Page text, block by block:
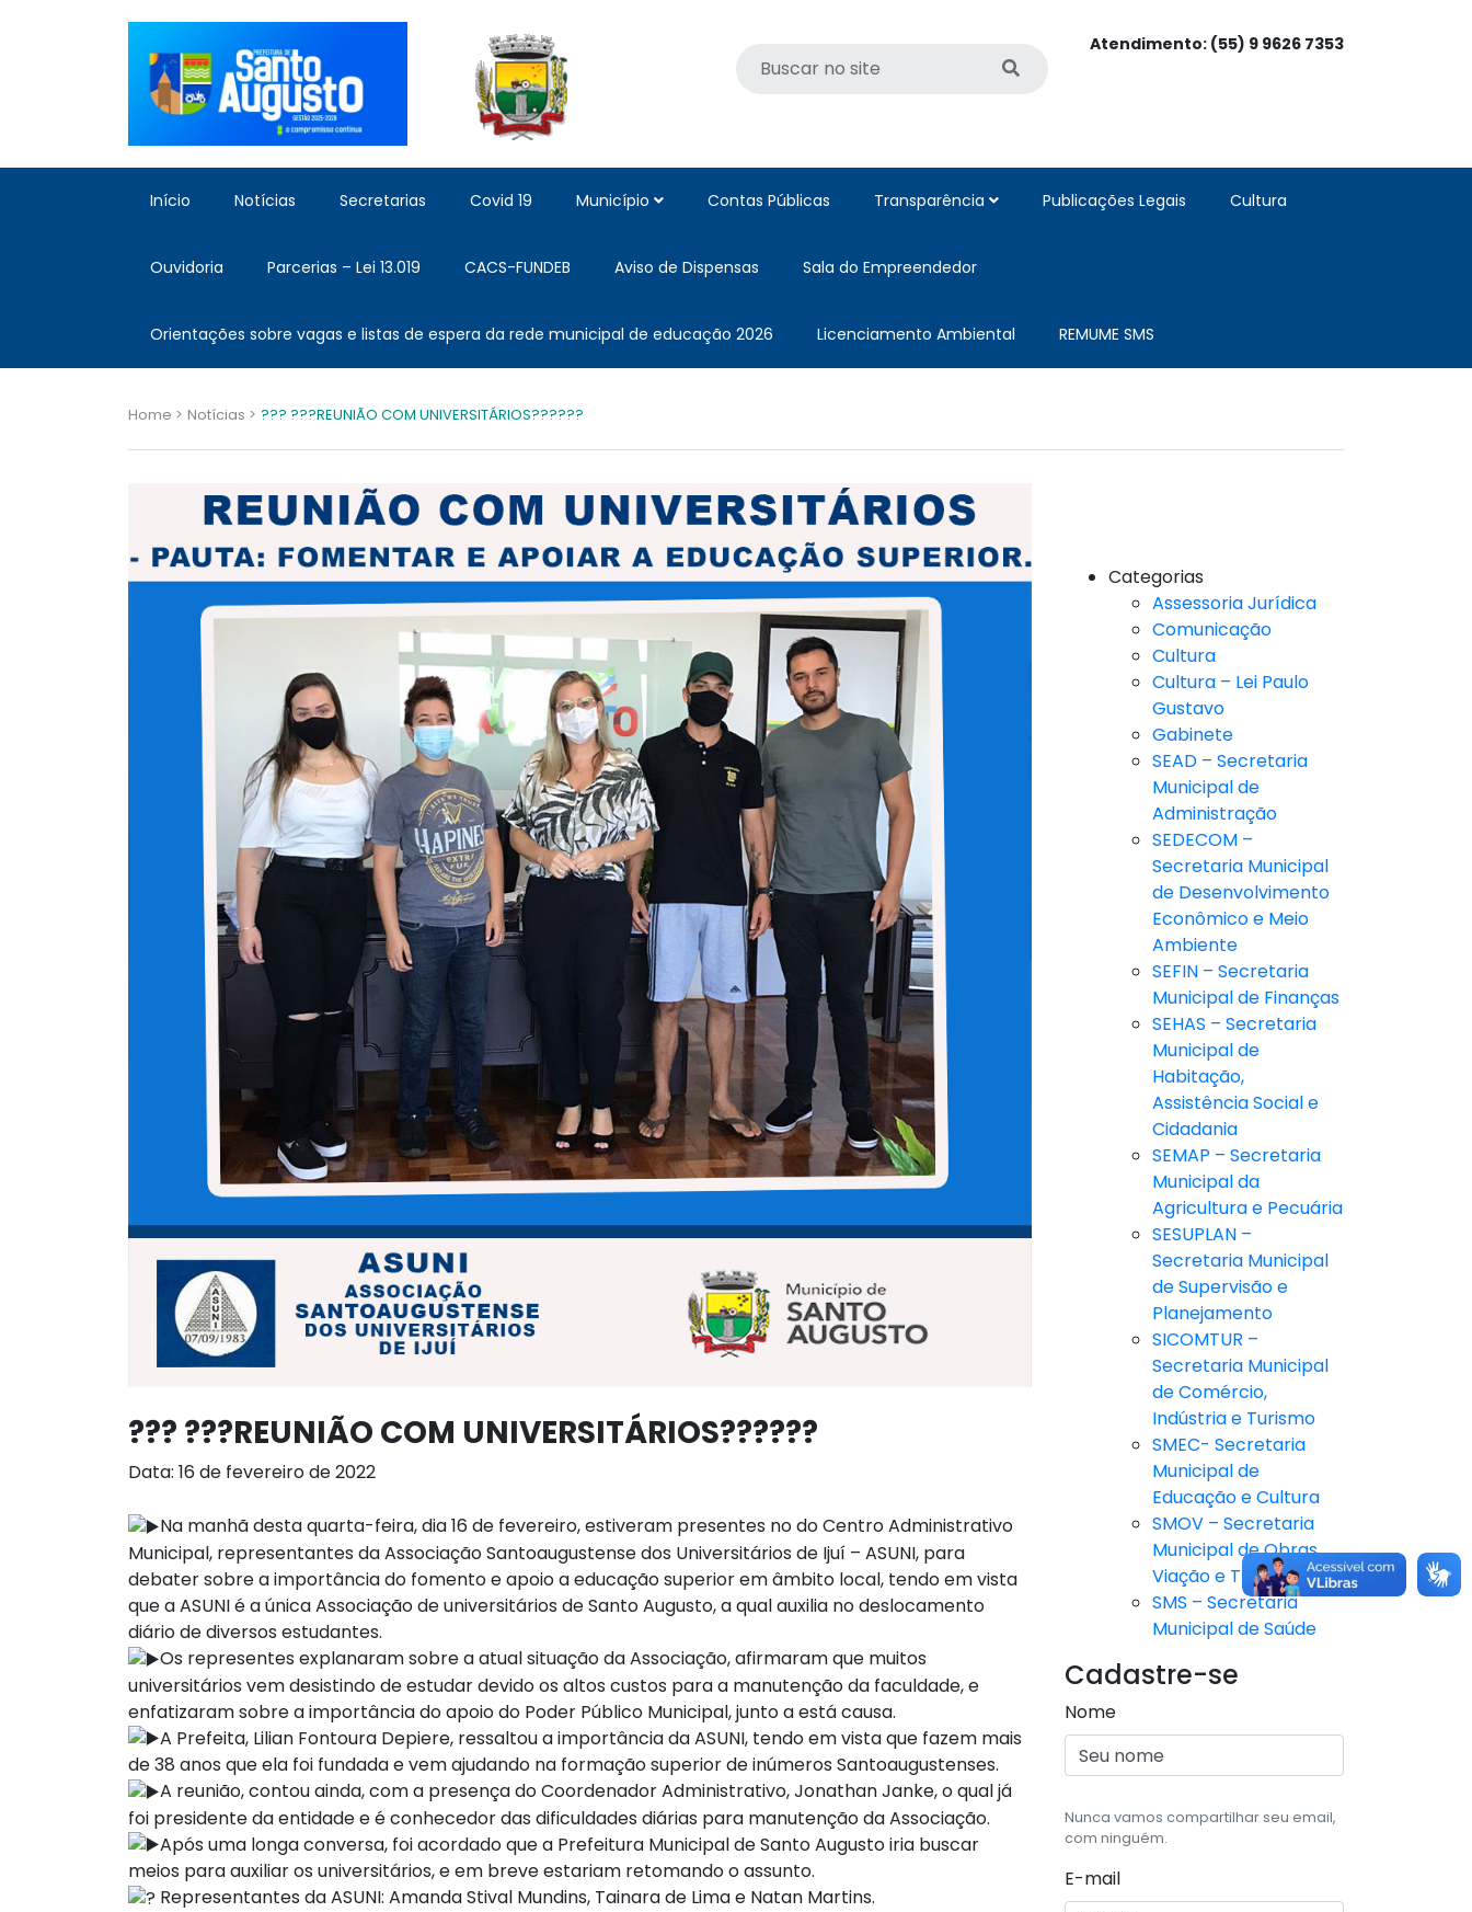
Atendimento: (55) 9 9626 7353
Início Notícias Secretarias Covid 19 Município Contas Públicas Transparência Publicações Legais Cultura
Ouvidoria Parcerias – Lei 13.019 CACS-FUNDEB Aviso de Dispensas Sala do Empreendedor
Orientações sobre vagas e listas de espera da rede municipal de educação 2026 Licenciamento Ambiental REMUME SMS
Home > Notícias > ??‍? ??‍?REUNIÃO COM UNIVERSITÁRIOS??‍???‍?
??‍? ??‍?REUNIÃO COM UNIVERSITÁRIOS??‍???‍?
Data: 16 de fevereiro de 2022
Na manhã desta quarta-feira, dia 16 de fevereiro, estiveram presentes no do Centro Administrativo
Municipal, representantes da Associação Santoaugustense dos Universitários de Ijuí – ASUNI, para
debater sobre a importância do fomento e apoio a educação superior em âmbito local, tendo em vista
que a ASUNI é a única Associação de universitários de Santo Augusto, a qual auxilia no deslocamento
diário de diversos estudantes.
Os representes explanaram sobre a atual situação da Associação, afirmaram que muitos
universitários vem desistindo de estudar devido os altos custos para a manutenção da faculdade, e
enfatizaram sobre a importância do apoio do Poder Público Municipal, junto a está causa.
A Prefeita, Lilian Fontoura Depiere, ressaltou a importância da ASUNI, tendo em vista que fazem mais
de 38 anos que ela foi fundada e vem ajudando na formação superior de inúmeros Santoaugustenses.
A reunião, contou ainda, com a presença do Coordenador Administrativo, Jonathan Janke, o qual já
foi presidente da entidade e é conhecedor das dificuldades diárias para manutenção da Associação.
Após uma longa conversa, foi acordado que a Prefeitura Municipal de Santo Augusto iria buscar
meios para auxiliar os universitários, e em breve estariam retomando o assunto.
Representantes da ASUNI: Amanda Stival Mundins, Tainara de Lima e Natan Martins.
Categorias
Assessoria Jurídica
Comunicação
Cultura
Cultura – Lei Paulo
Gustavo
Gabinete
SEAD – Secretaria
Municipal de
Administração
SEDECOM –
Secretaria Municipal
de Desenvolvimento
Econômico e Meio
Ambiente
SEFIN – Secretaria
Municipal de Finanças
SEHAS – Secretaria
Municipal de
Habitação,
Assistência Social e
Cidadania
SEMAP – Secretaria
Municipal da
Agricultura e Pecuária
SESUPLAN –
Secretaria Municipal
de Supervisão e
Planejamento
SICOMTUR –
Secretaria Municipal
de Comércio,
Indústria e Turismo
SMEC- Secretaria
Municipal de
Educação e Cultura
SMOV – Secretaria
Municipal de Obras,
Viação e Trânsito
SMS – Secretaria
Municipal de Saúde
Cadastre-se
Nome
Nunca vamos compartilhar seu email,
com ninguém.
E-mail